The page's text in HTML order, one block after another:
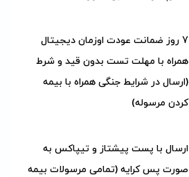
7 روز ضمانت عودت اوزمان دیجیتال
همراه با مهلت تست بدون قید و شرط
(ارسال در شرایط جنگی همراه با بیمه
کردن مرسوله)
ارسال با پست پیشتاز و تیپاکس به
صورت پس کرایه (تمامی مرسولات بیمه